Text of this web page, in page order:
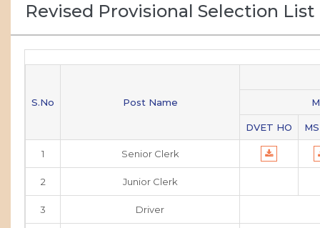
Revised Provisional Selection List
S.No Post Name
DVET HO
1 Senior Clerk
2 Junior Clerk
3 Driver